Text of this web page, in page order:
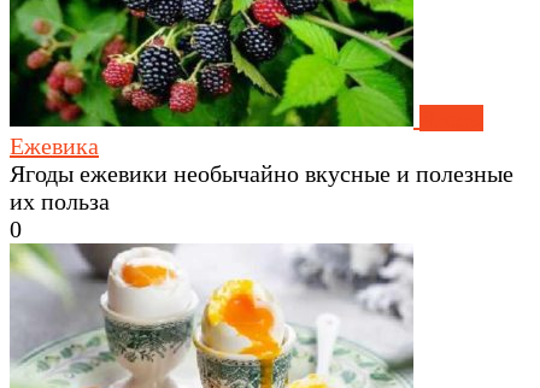
Ежевика
Ягоды ежевики необычайно вкусные и полезные
их польза
0